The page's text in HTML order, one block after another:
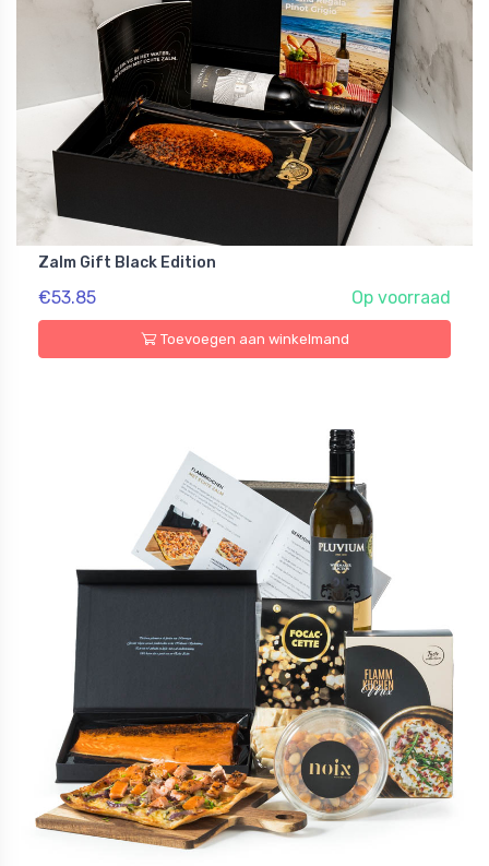
Zalm Gift Black Edition
€53.85 Op voorraad
Toevoegen aan winkelmand